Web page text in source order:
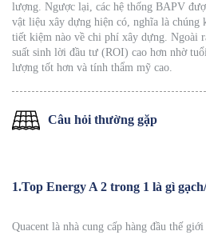
lượng. Ngược lại, các hệ thống BAPV
vật liệu xây dựng hiện có, nghĩa là chúng
tiết kiệm nào về chi phí xây dựng. Ngoài
suất sinh lời đầu tư (ROI) cao hơn nhờ
lượng tốt hơn và tính thẩm mỹ cao.
Câu hỏi thường gặp
1.Top Energy A 2 trong 1 là gì
Quacent là nhà cung cấp hàng đầu thế